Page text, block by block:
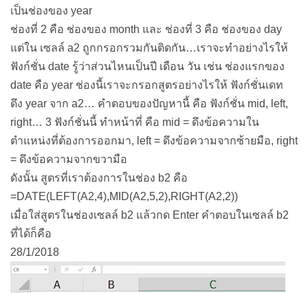
เป็นช่องของ year
ช่องที่ 2 คือ ช่องของ month และ ช่องที่ 3 คือ ช่องของ day
แต่ใน เซลล์ a2 ถูกกรอกรวมกันติดกัน…เราจะทำอย่างไรให้
ฟังก์ชั่น date รู้ว่าส่วนไหนเป็นปี เดือน วัน เช่น ช่องแรกของ
date คือ year ช่องนี้เราจะกรอกสูตรอย่างไรให้ ฟังก์ชั่นเดท
ดึง year จาก a2… คำตอบของปัญหานี้ คือ ฟังก์ชั่น mid, left,
right… 3 ฟังก์ชั่นนี้ ทำหน้าที่ คือ mid = ดึงข้อความใน
ตำแหน่งที่ต้องการออกมา, left = ดึงข้อความจากซ้ายมือ, right
= ดึงข้อความจากขวามือ
ดังนั้น สูตรที่เราต้องการในช่อง b2 คือ
=DATE(LEFT(A2,4),MID(A2,5,2),RIGHT(A2,2))
เมื่อใส่สูตรในช่องเซลล์ b2 แล้วกด Enter คำตอบในเซลล์ b2
ที่ได้ก็คือ
28/1/2018